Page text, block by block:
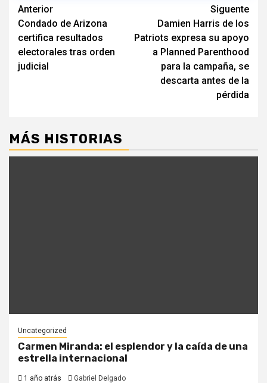
Navegación
de
entradas
Anterior
Condado de Arizona
certifica resultados
electorales tras orden
judicial
Siguente
Damien Harris de los
Patriots expresa su apoyo
a Planned Parenthood
para la campaña, se
descarta antes de la
pérdida
MÁS HISTORIAS
Uncategorized
Carmen Miranda: el esplendor y la caída de una
estrella internacional
1 año atrás Gabriel Delgado